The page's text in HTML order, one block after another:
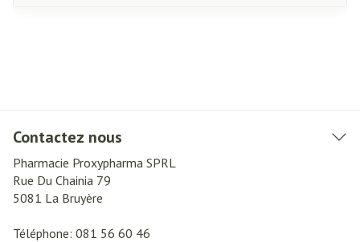
Contactez nous
Pharmacie Proxypharma SPRL
Rue Du Chainia 79
5081 La Bruyère
Téléphone: 081 56 60 46